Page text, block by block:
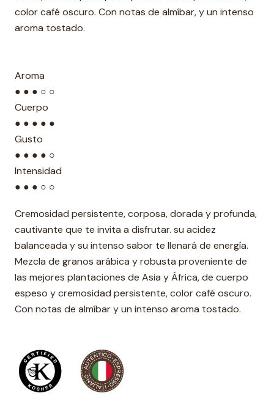
color café oscuro. Con notas de almíbar, y un intenso
aroma tostado.
Aroma
● ● ● ○ ○
Cuerpo
● ● ● ● ●
Gusto
● ● ● ● ○
Intensidad
● ● ● ○ ○
Cremosidad persistente, corposa, dorada y profunda,
cautivante que te invita a disfrutar. su acidez
balanceada y su intenso sabor te llenará de energía.
Mezcla de granos arábica y robusta proveniente de
las mejores plantaciones de Asia y África, de cuerpo
espeso y cremosidad persistente, color café oscuro.
Con notas de almíbar y un intenso aroma tostado.